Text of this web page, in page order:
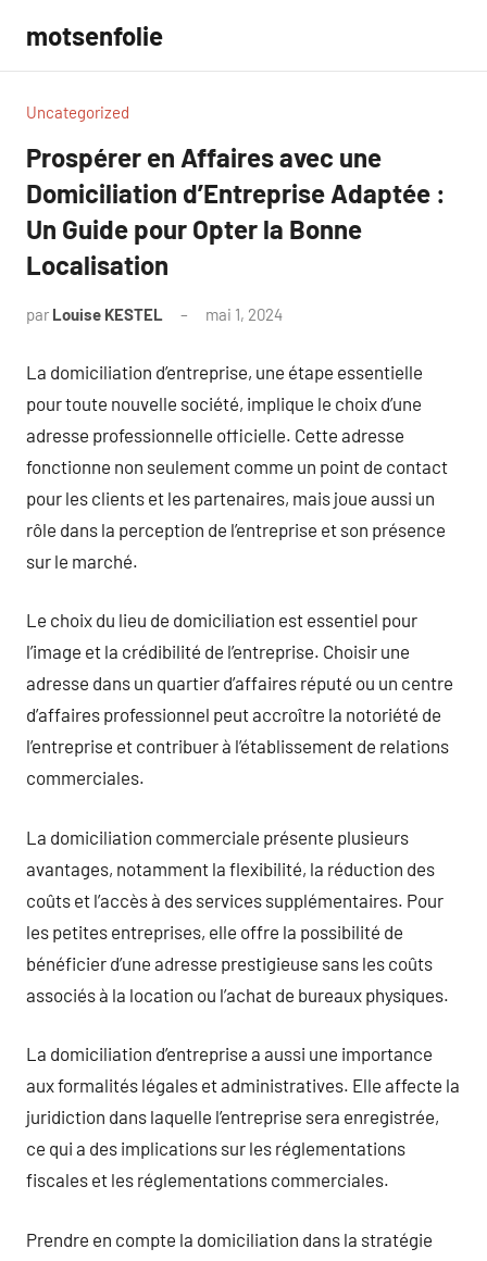
contenu
motsenfolie
Uncategorized
Prospérer en Affaires avec une
Domiciliation d’Entreprise Adaptée :
Un Guide pour Opter la Bonne
Localisation
par Louise KESTEL mai 1, 2024
La domiciliation d’entreprise, une étape essentielle
pour toute nouvelle société, implique le choix d’une
adresse professionnelle officielle. Cette adresse
fonctionne non seulement comme un point de contact
pour les clients et les partenaires, mais joue aussi un
rôle dans la perception de l’entreprise et son présence
sur le marché.
Le choix du lieu de domiciliation est essentiel pour
l’image et la crédibilité de l’entreprise. Choisir une
adresse dans un quartier d’affaires réputé ou un centre
d’affaires professionnel peut accroître la notoriété de
l’entreprise et contribuer à l’établissement de relations
commerciales.
La domiciliation commerciale présente plusieurs
avantages, notamment la flexibilité, la réduction des
coûts et l’accès à des services supplémentaires. Pour
les petites entreprises, elle offre la possibilité de
bénéficier d’une adresse prestigieuse sans les coûts
associés à la location ou l’achat de bureaux physiques.
La domiciliation d’entreprise a aussi une importance
aux formalités légales et administratives. Elle affecte la
juridiction dans laquelle l’entreprise sera enregistrée,
ce qui a des implications sur les réglementations
fiscales et les réglementations commerciales.
Prendre en compte la domiciliation dans la stratégie